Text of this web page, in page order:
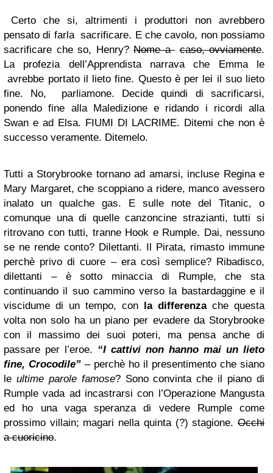
Certo che si, altrimenti i produttori non avrebbero
pensato di farla sacrificare. E che cavolo, non possiamo
sacrificare che so, Henry? Nome a caso, ovviamente.
La profezia dell’Apprendista narrava che Emma le
avrebbe portato il lieto fine. Questo è per lei il suo lieto
fine. No, parliamone. Decide quindi di sacrificarsi,
ponendo fine alla Maledizione e ridando i ricordi alla
Swan e ad Elsa. FIUMI DI LACRIME. Ditemi che non è
successo veramente. Ditemelo.
Tutti a Storybrooke tornano ad amarsi, incluse Regina e
Mary Margaret, che scoppiano a ridere, manco avessero
inalato un qualche gas. E sulle note del Titanic, o
comunque una di quelle canzoncine strazianti, tutti si
ritrovano con tutti, tranne Hook e Rumple. Dai, nessuno
se ne rende conto? Dilettanti. Il Pirata, rimasto immune
perchè privo di cuore – era così semplice? Ribadisco,
dilettanti – è sotto minaccia di Rumple, che sta
continuando il suo cammino verso la bastardaggine e il
viscidume di un tempo, con la differenzache questa
volta non solo ha un piano per evadere da Storybrooke
con il massimo dei suoi poteri, ma pensa anche di
passare per l’eroe. “I cattivi non hanno mai un lieto
fine, Crocodile” – perchè ho il presentimento che siano
le ultime parole famose? Sono convinta che il piano di
Rumple vada ad incastrarsi con l’Operazione Mangusta
ed ho una vaga speranza di vedere Rumple come
prossimo villain; magari nella quinta (?) stagione. Occhi
a cuoricino.